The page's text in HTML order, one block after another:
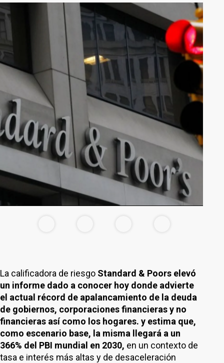
La calificadora de riesgo Standard & Poors elevó
un informe dado a conocer hoy donde advierte
el actual récord de apalancamiento de la deuda
de gobiernos, corporaciones financieras y no
financieras así como los hogares. y estima que,
como escenario base, la misma llegará a un
366% del PBI mundial en 2030, en un contexto de
tasa e interés más altas y de desaceleración